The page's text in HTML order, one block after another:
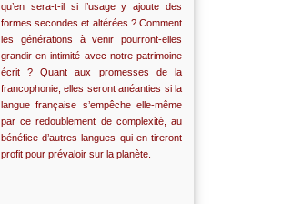
qu’en sera-t-il si l’usage y ajoute des
formes secondes et altérées ? Comment
les générations à venir pourront-elles
grandir en intimité avec notre patrimoine
écrit ? Quant aux promesses de la
francophonie, elles seront anéanties si la
langue française s’empêche elle-même
par ce redoublement de complexité, au
bénéfice d’autres langues qui en tireront
profit pour prévaloir sur la planète.